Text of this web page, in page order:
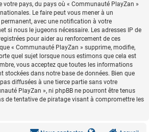
votre pays, du pays où « Communauté PlayZan »
Le faire peut vous mener à un
avec une notification à votre
si nous le jugeons nécessaire. Les adresses IP de
pour aider au renforcement de ces
« Communauté PlayZan » supprime, modifie,
quel sujet lorsque nous estimons que cela est
vous acceptez que toutes les informations
stockées dans notre base de données. Bien que
diffusées à une tierce partie sans votre
PlayZan », ni phpBB ne pourront être tenus
de tentative de piratage visant à compromettre les